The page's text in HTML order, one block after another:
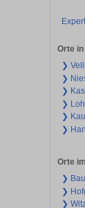
Orte
❯
❯
❯
❯
❯
❯
Orte
❯
❯
❯